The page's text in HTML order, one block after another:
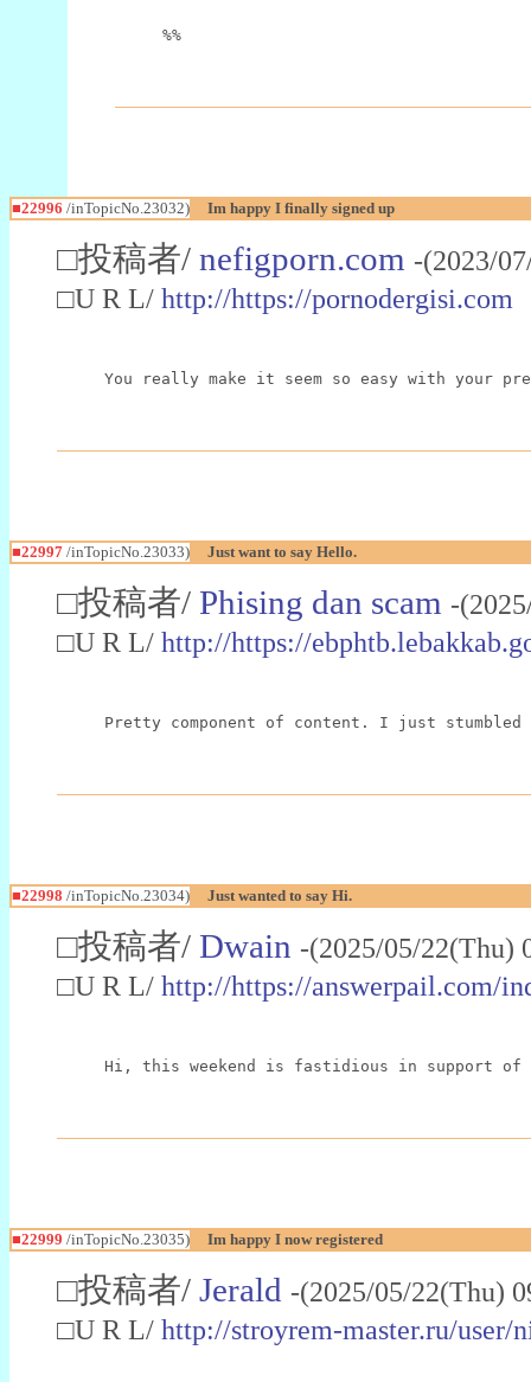
%%
■22996 /inTopicNo.23032) Im happy I finally signed up
□投稿者/ nefigporn.com -(2023/
□U R L/ http://https://pornodergisi.com
You really make it seem so easy with your
■22997 /inTopicNo.23033) Just want to say Hello.
□投稿者/ Phising dan scam -
□U R L/ http://https://
Pretty component of content. I just
■22998 /inTopicNo.23034) Just wanted to say Hi.
□投稿者/ Dwain -(2025/05/
□U R L/ http://https://answerpail.com/
Hi, this weekend is fastidious in support of
■22999 /inTopicNo.23035) Im happy I now registered
□投稿者/ Jerald -(2025/05/22(Thu)
□U R L/ http://stroyrem-master.ru/user/